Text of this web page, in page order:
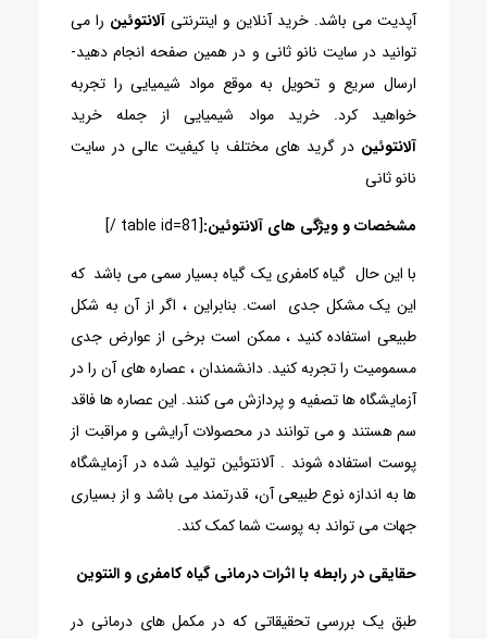
آپدیت می باشد. خرید آنلاین و اینترنتی آلانتوئین را می
توانید در سایت نانو ثانی و در همین صفحه انجام دهید-
ارسال سریع و تحویل به موقع مواد شیمیایی را تجربه
خواهید کرد. خرید مواد شیمیایی از جمله خرید
آلانتوئین در گرید های مختلف با کیفیت عالی در سایت
نانو ثانی
مشخصات و ویژگی های آلانتوئین:[table id=81 /]
با این حال گیاه کامفری یک گیاه بسیار سمی می باشد که
این یک مشکل جدی است. بنابراین ، اگر از آن به شکل
طبیعی استفاده کنید ، ممکن است برخی از عوارض جدی
مسمومیت را تجربه کنید. دانشمندان ، عصاره های آن را در
آزمایشگاه ها تصفیه و پردازش می کنند. این عصاره ها فاقد
سم هستند و می توانند در محصولات آرایشی و مراقبت از
پوست استفاده شوند . آلانتوئین تولید شده در آزمایشگاه
ها به اندازه نوع طبیعی آن، قدرتمند می باشد و از بسیاری
جهات می تواند به پوست شما کمک کند.
حقایقی در رابطه با اثرات درمانی گیاه کامفری و النتوین
طبق یک بررسی تحقیقاتی که در مکمل های درمانی در